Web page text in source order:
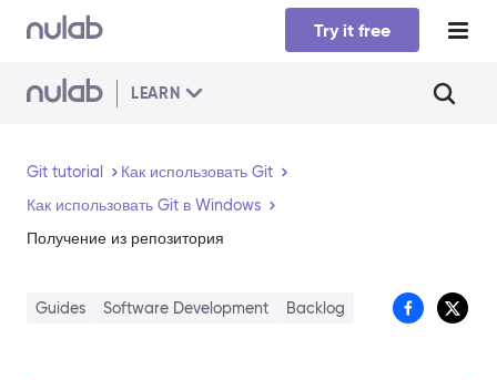
Skip to main content
Try it free
LEARN
Git tutorial
Как использовать Git
Как использовать Git в Windows
Получение из репозитория
Guides Software Development Backlog